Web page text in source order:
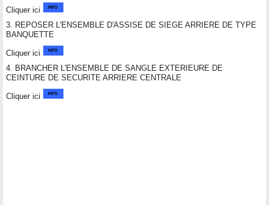
Cliquer ici
3. REPOSER L'ENSEMBLE D'ASSISE DE SIEGE ARRIERE DE TYPE
BANQUETTE
Cliquer ici
4. BRANCHER L'ENSEMBLE DE SANGLE EXTERIEURE DE
CEINTURE DE SECURITE ARRIERE CENTRALE
Cliquer ici